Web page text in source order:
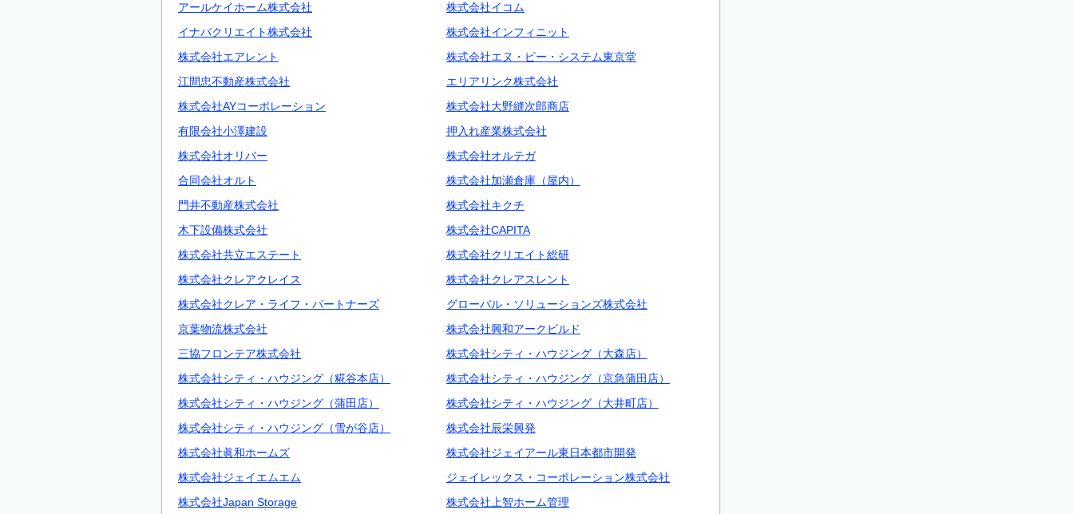
アールケイホーム株式会社
株式会社イコム
イナバクリエイト株式会社
株式会社インフィニット
株式会社エアレント
株式会社エヌ・ピー・システム東京堂
江間忠不動産株式会社
エリアリンク株式会社
株式会社AYコーポレーション
株式会社大野縫次郎商店
有限会社小澤建設
押入れ産業株式会社
株式会社オリバー
株式会社オルテガ
合同会社オルト
株式会社加瀬倉庫（屋内）
門井不動産株式会社
株式会社キクチ
木下設備株式会社
株式会社CAPITA
株式会社共立エステート
株式会社クリエイト総研
株式会社クレアクレイス
株式会社クレアスレント
株式会社クレア・ライフ・パートナーズ
グローバル・ソリューションズ株式会社
京葉物流株式会社
株式会社興和アークビルド
三協フロンテア株式会社
株式会社シティ・ハウジング（大森店）
株式会社シティ・ハウジング（糀谷本店）
株式会社シティ・ハウジング（京急蒲田店）
株式会社シティ・ハウジング（蒲田店）
株式会社シティ・ハウジング（大井町店）
株式会社シティ・ハウジング（雪が谷店）
株式会社辰栄興発
株式会社眞和ホームズ
株式会社ジェイアール東日本都市開発
株式会社ジェイエムエム
ジェイレックス・コーポレーション株式会社
株式会社Japan Storage
株式会社上智ホーム管理